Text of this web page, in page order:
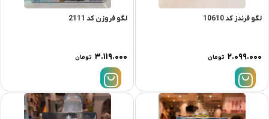
لگو فرندز کد 10610
۲.۰۹۹.۰۰۰ تومان
لگو فروزن کد 2111
۳.۱۱۹.۰۰۰ تومان